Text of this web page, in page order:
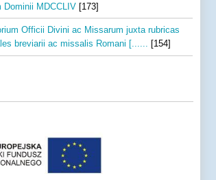
Dominii MDCCLIV [173]
Officii Divini ac Missarum juxta rubricas
breviarii ac missalis Romani [...... [154]